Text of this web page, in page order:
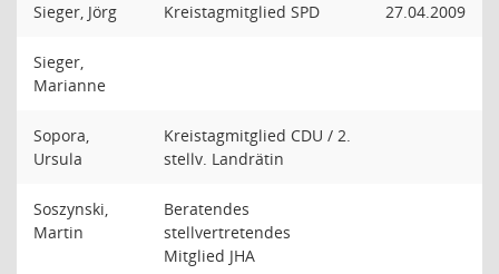
Sieger, Jörg Kreistagmitglied SPD 27.04.2009
Sieger,
Marianne
Sopora,
Ursula
Kreistagmitglied CDU / 2.
stellv. Landrätin
Soszynski,
Martin
Beratendes
stellvertretendes
Mitglied JHA